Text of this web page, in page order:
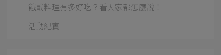
餓貳料理有多好吃？看大家都怎麼說！
活動紀實